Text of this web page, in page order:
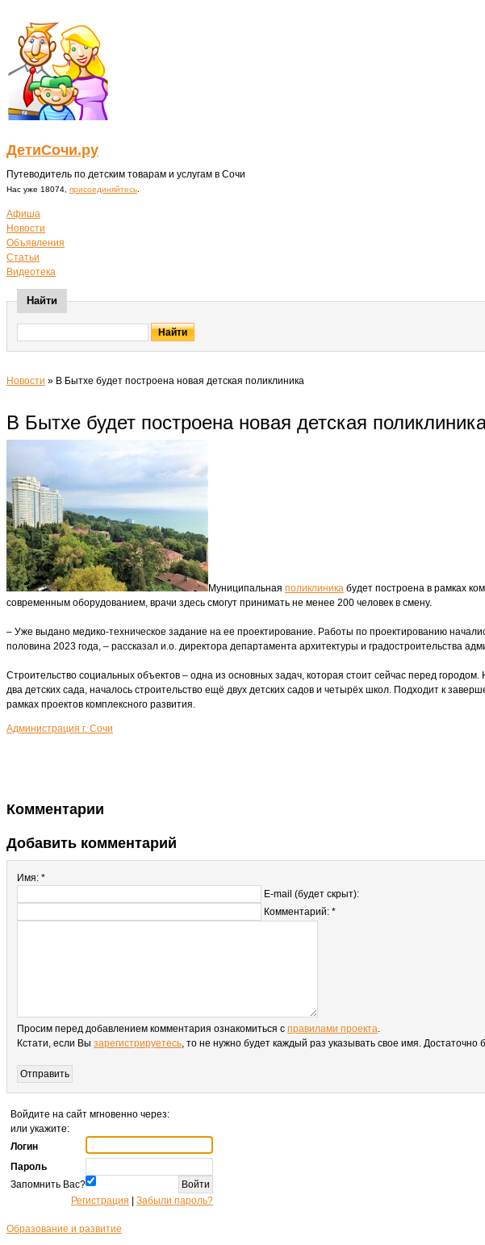
ДетиСочи.ру
Путеводитель по детским товарам и услугам в Сочи
Нас уже 18074, присоединяйтесь
Афиша
Новости
Объявления
Статьи
Видеотека
Найти
Новости » В Бытхе будет построена новая детская поликлиника ​
В Бытхе будет построена новая детская
Муниципальная поликлиника будет построена в рамках
современным оборудованием, врачи здесь смогут принимать не менее 200 человек в смену.
– Уже выдано медико-техническое задание на ее проектирование. Работы по проектированию
половина 2023 года, – рассказал и.о. директора департамента архитектуры и градостроительства
Строительство социальных объектов – одна из основных задач, которая стоит сейчас перед
два детских сада, началось строительство ещё двух детских садов и четырёх школ. Подходит к
рамках проектов комплексного развития.
Администрация г. Сочи
Комментарии
Добавить комментарий
Имя: *
E-mail (будет скрыт):
Комментарий: *
Просим перед добавлением комментария ознакомиться с правилами проекта.
Кстати, если Вы зарегистрируетесь, то не нужно будет каждый раз указывать свое имя.
Войдите на сайт мгновенно через:
или укажите:
Логин
Пароль
Запомнить Вас?
Регистрация
Забыли пароль?
Образование и развитие